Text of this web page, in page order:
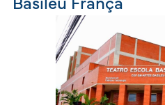
Basileu França